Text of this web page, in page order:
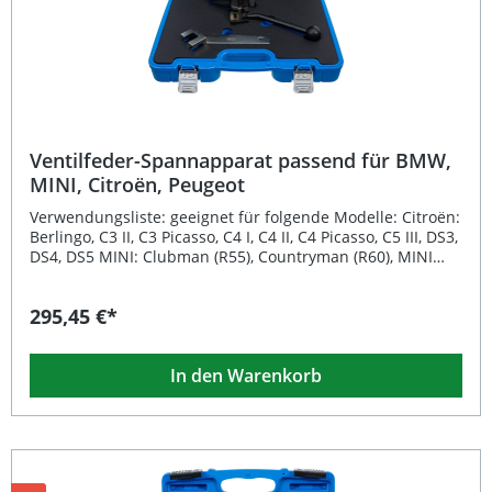
Ventilfeder-Spannapparat passend für BMW,
MINI, Citroën, Peugeot
Verwendungsliste: geeignet für folgende Modelle: Citroën:
Berlingo, C3 II, C3 Picasso, C4 I, C4 II, C4 Picasso, C5 III, DS3,
DS4, DS5 MINI: Clubman (R55), Countryman (R60), MINI
folgende Fahrzeuge mit den Motorcodes: N12, N16, N18,
OEM: 119571, 119572, 119570, 0197-3B1, 0197-3B2
ist das ideale Spezialwerkzeug zur einfachen und
sicheren Demontage sowie Montage von Rückstellfedern
Werkstätten und Hobbyschrauber, ermöglicht dieses
Werkzeug präzises Arbeiten an Motoren vieler
295,45 €*
In den Warenkorb